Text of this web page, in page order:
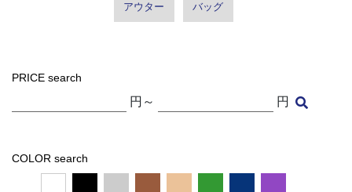
アウター バッグ
PRICE search
円～ 円
COLOR search